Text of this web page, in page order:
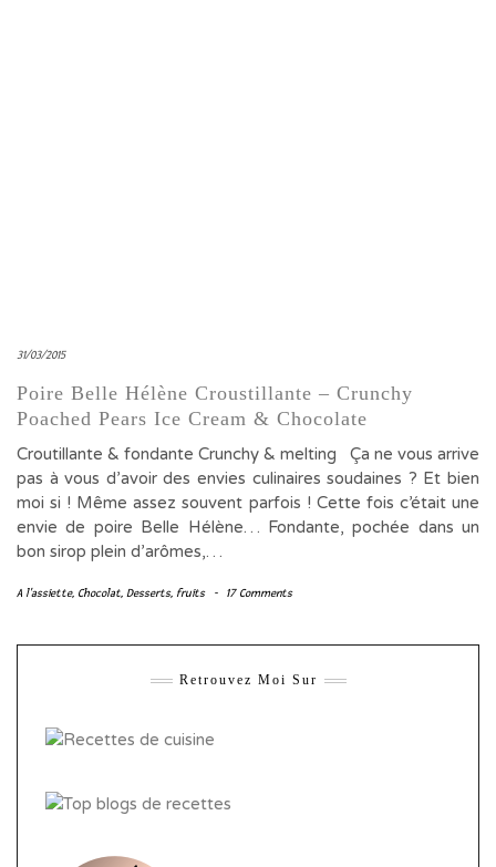
31/03/2015
Poire Belle Hélène Croustillante – Crunchy
Poached Pears Ice Cream & Chocolate
Croutillante & fondante Crunchy & melting Ça ne vous arrive
pas à vous d’avoir des envies culinaires soudaines ? Et bien
moi si ! Même assez souvent parfois ! Cette fois c’était une
envie de poire Belle Hélène… Fondante, pochée dans un
bon sirop plein d’arômes,…
A l'assiette, Chocolat, Desserts, fruits - 17 Comments
Retrouvez Moi Sur